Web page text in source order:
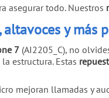
asegurar todo. Nuestros
y más
7 (AI2205_C), no
estructura. Estas
mejoran llamadas y